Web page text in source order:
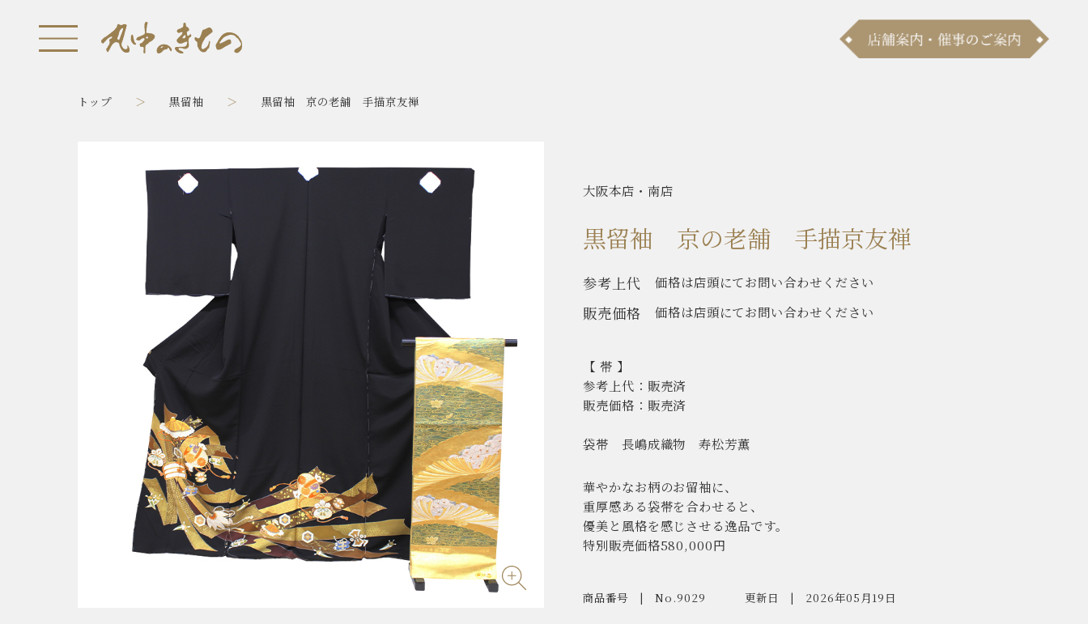
トップ 黒留袖 黒留袖 京の老舗 手描京友禅
大阪本店・南店
黒留袖 京の老舗 手描京友禅
参考上代 価格は店頭にてお問い合わせください
販売価格 価格は店頭にてお問い合わせください
【 帯 】
参考上代：販売済
販売価格：販売済
袋帯 長嶋成織物 寿松芳薫
華やかなお柄のお留袖に、
重厚感ある袋帯を合わせると、
優美と風格を感じさせる逸品です。
特別販売価格580,000円
商品番号 No.9029 更新日 2026年05月19日